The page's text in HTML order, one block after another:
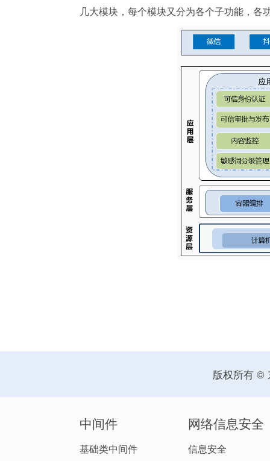
几大模块，每个模块又分为各个子功能，各
版权所有 ©
中间件
基础类中间件
网络信息安全
信息安全